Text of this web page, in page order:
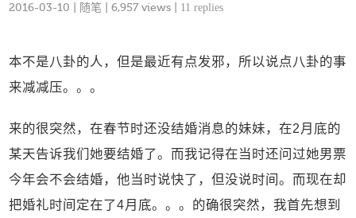
2016-03-10 随笔 | 6,957 views | 11 replies
本不是八卦的人，但是最近有点发邪，所以说点八卦的事
来减减压。。。
来的很突然，在春节时还没结婚消息的妹妹，在2月底的
某天告诉我们她要结婚了。而我记得在当时还问过她男票
今年会不会结婚，他当时说快了，但没说时间。而现在却
把婚礼时间定在了4月底。。。的确很突然，我首先想到